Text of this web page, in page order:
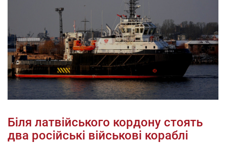
Біля латвійського кордону стоять
два російські військові кораблі